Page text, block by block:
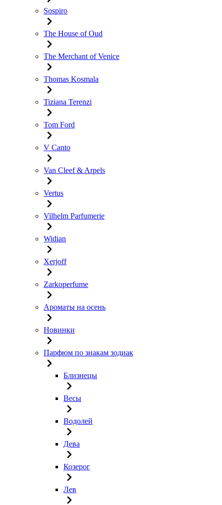
Sospiro
The House of Oud
The Merchant of Venice
Thomas Kosmala
Tiziana Terenzi
Tom Ford
V Canto
Van Cleef & Arpels
Vertus
Vilhelm Parfumerie
Widian
Xerjoff
Zarkoperfume
Ароматы на осень
Новинки
Парфюм по знакам зодиак
Близнецы
Весы
Водолей
Дева
Козерог
Лев